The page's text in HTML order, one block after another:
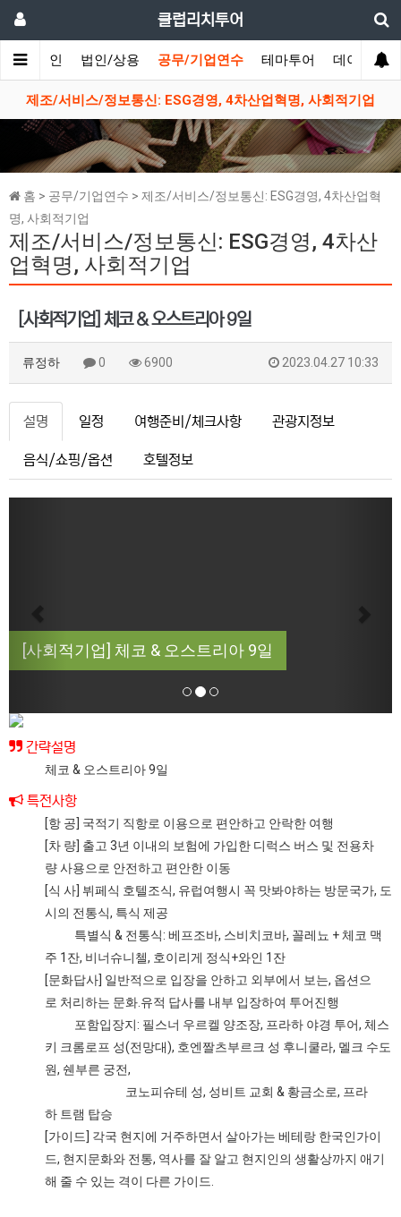
클럽리치투어
메인 법인/상용 공무/기업연수 테마투어 데이투어
제조/서비스/정보통신: ESG경영, 4차산업혁명, 사회적기업
홈 > 공무/기업연수 > 제조/서비스/정보통신: ESG경영, 4차산업혁
명, 사회적기업
제조/서비스/정보통신: ESG경영, 4차산
업혁명, 사회적기업
[사회적기업] 체코 & 오스트리아 9일
류정하 0 6900 2023.04.27 10:33
설명 일정 여행준비/체크사항 관광지정보
음식/쇼핑/옵션 호텔정보
[사회적기업] 체코 & 오스트리아 9일
간략설명
체코 & 오스트리아 9일
특전사항
[항 공] 국적기 직항로 이용으로 편안하고 안락한 여행
[차 량] 출고 3년 이내의 보험에 가입한 디럭스 버스 및 전용차
량 사용으로 안전하고 편안한 이동
[식 사] 뷔페식 호텔조식, 유럽여행시 꼭 맛봐야하는 방문국가, 도
시의 전통식, 특식 제공
특별식 & 전통식: 베프조바, 스비치코바, 꼴레뇨 + 체코 맥
주 1잔, 비너슈니첼, 호이리게 정식+와인 1잔
[문화답사] 일반적으로 입장을 안하고 외부에서 보는, 옵션으
로 처리하는 문화.유적 답사를 내부 입장하여 투어진행
포함입장지: 필스너 우르켈 양조장, 프라하 야경 투어, 체스
키 크롬로프 성(전망대), 호엔짤츠부르크 성 후니쿨라, 멜크 수도
원, 쉔부른 궁전,
코노피슈테 성, 성비트 교회 & 황금소로, 프라
하 트램 탑승
[가이드] 각국 현지에 거주하면서 살아가는 베테랑 한국인가이
드, 현지문화와 전통, 역사를 잘 알고 현지인의 생활상까지 애기
해 줄 수 있는 격이 다른 가이드.